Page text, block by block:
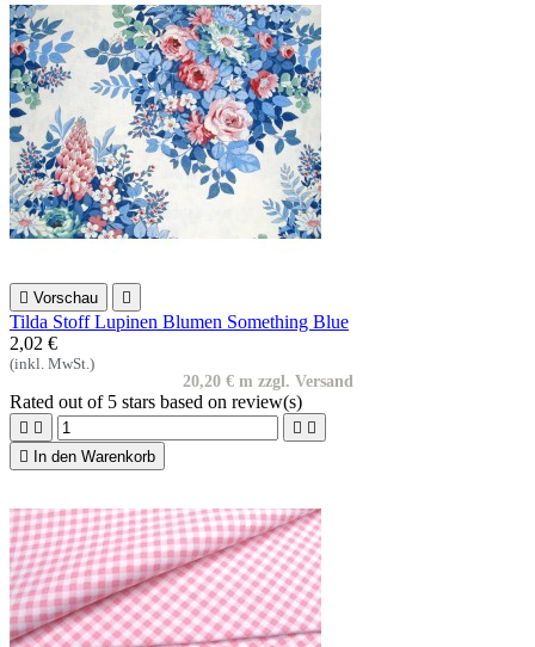
 Vorschau 
Tilda Stoff Lupinen Blumen Something Blue
2,02 €
(inkl. MwSt.)
20,20 € m zzgl. Versand
Rated out of 5 stars based on review(s)
   

In den Warenkorb